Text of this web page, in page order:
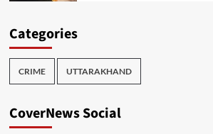
Categories
CRIME UTTARAKHAND
CoverNews Social